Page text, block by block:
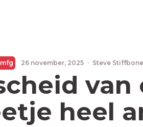
26 november, 2025 · Steve Stiffbone
van
heel